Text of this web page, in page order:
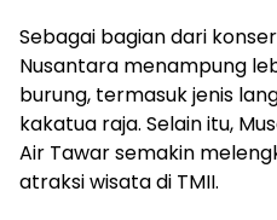
Sebagai bagian dari
Nusantara menampung
burung, termasuk jenis
kakatua raja. Selain itu,
Air Tawar semakin
atraksi wisata di TMII.